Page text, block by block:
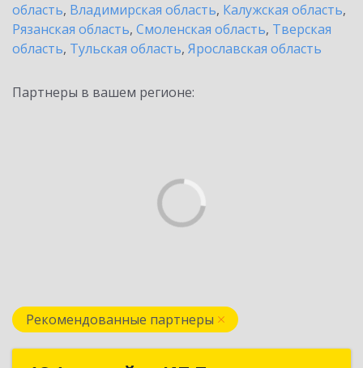
область, Владимирская область, Калужская область,
Рязанская область, Смоленская область, Тверская
область, Тульская область, Ярославская область
Партнеры в вашем регионе:
Рекомендованные партнеры